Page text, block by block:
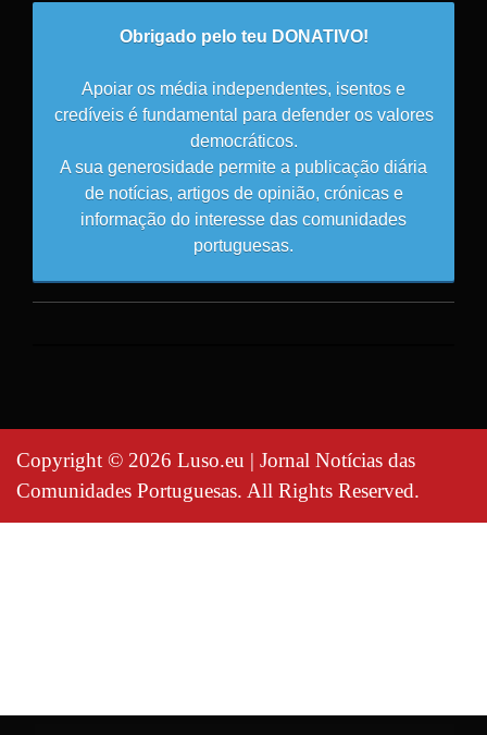
Obrigado pelo teu DONATIVO!
Apoiar os média independentes, isentos e
credíveis é fundamental para defender os valores
democráticos.
A sua generosidade permite a publicação diária
de notícias, artigos de opinião, crónicas e
informação do interesse das comunidades
portuguesas.
Copyright © 2026 Luso.eu | Jornal Notícias das
Comunidades Portuguesas. All Rights Reserved.